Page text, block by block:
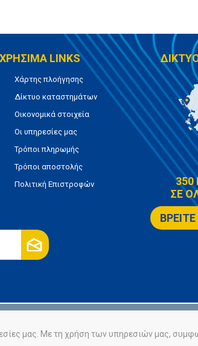
ΧΡΗΣΙΜΑ LINKS
Χάρτης πλοήγησης
Δίκτυο καταστημάτων
Οικονομικά στοιχεία
Οι υπηρεσίες μας
Τρόποι πληρωμής
Τρόποι αποστολής
Πολιτική Επιστροφών
ΣΕ
Powered bynopCommerce
μας. Με τη χρήση των υπηρεσιών μας,